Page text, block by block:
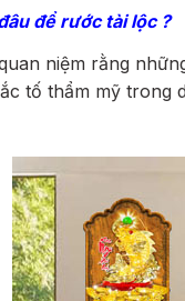
để rước tài lộc ?
niệm rằng
tố thẩm mỹ trong